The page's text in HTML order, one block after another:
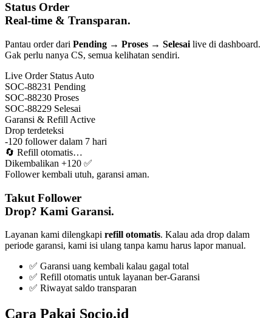
Status Order
Real-time & Transparan.
Pantau order dari Pending → Proses → Selesai live di dashboard.
Gak perlu nanya CS, semua kelihatan sendiri.
Live Order Status Auto
SOC-88231 Pending
SOC-88230 Proses
SOC-88229 Selesai
Garansi & Refill Active
Drop terdeteksi
-120 follower dalam 7 hari
🔄 Refill otomatis…
Dikembalikan +120 ✅
Follower kembali utuh, garansi aman.
Takut Follower
Drop? Kami Garansi.
Layanan kami dilengkapi refill otomatis. Kalau ada drop dalam
periode garansi, kami isi ulang tanpa kamu harus lapor manual.
✅ Garansi uang kembali kalau gagal total
✅ Refill otomatis untuk layanan ber-Garansi
✅ Riwayat saldo transparan
Cara Pakai Socio.id